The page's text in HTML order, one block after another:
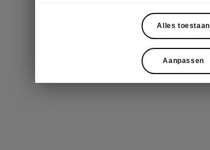
Alles toestaan
Aanpassen